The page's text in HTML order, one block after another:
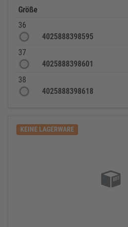
Größe
36
4025888398595
37
4025888398601
38
4025888398618
KEINE LAGERWARE